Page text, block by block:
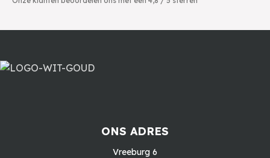
ONS ADRES
Vreeburg 6